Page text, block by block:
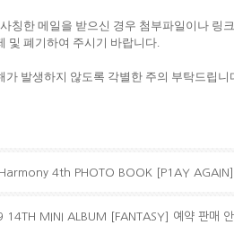
칭한 메일을 받으신 경우 첨부파일이나 링
및 폐기하여 주시기 바랍니다.
가 발생하지 않도록 각별한 주의 부탁드립니
4th PHOTO BOOK [P1AY AGAIN]
14TH MINI ALBUM [FANTASY] 예약 판매 안